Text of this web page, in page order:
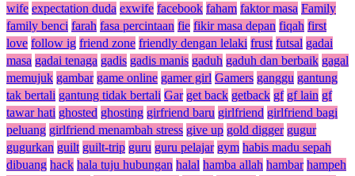
wife expectation duda exwife facebook faham faktor masa Family
family benci farah fasa percintaan fie fikir masa depan fiqah first
love follow ig friend zone friendly dengan lelaki frust futsal gadai
masa gadai tenaga gadis gadis manis gaduh gaduh dan berbaik gagal
memujuk gambar game online gamer girl Gamers ganggu gantung
tak bertali gantung tidak bertali Gar get back getback gf gf lain gf
tawar hati ghosted ghosting girfriend baru girlfriend girlfriend bagi
peluang girlfriend menambah stress give up gold digger gugur
gugurkan guilt guilt-trip guru guru pelajar gym habis madu sepah
dibuang hack hala tuju hubungan halal hamba allah hambar hampeh